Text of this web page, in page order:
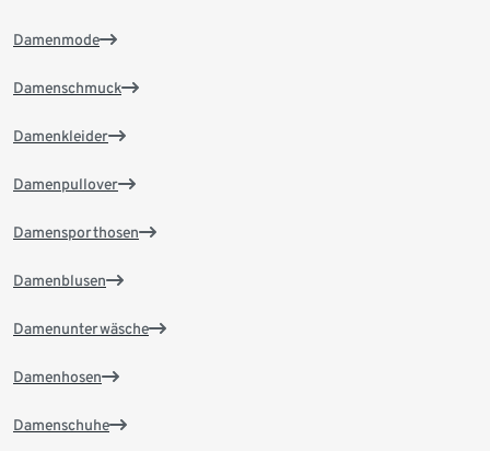
Damenmode
Damenschmuck
Damenkleider
Damenpullover
Damensporthosen
Damenblusen
Damenunterwäsche
Damenhosen
Damenschuhe